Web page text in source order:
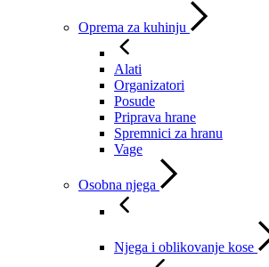
Oprema za kuhinju
Alati
Organizatori
Posude
Priprava hrane
Spremnici za hranu
Vage
Osobna njega
Njega i oblikovanje kose